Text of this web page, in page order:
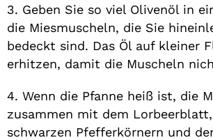
3. Geben Sie so viel Olivenöl in
die Miesmuscheln, die Sie
bedeckt sind. Das Öl auf kleiner
erhitzen, damit die Muscheln
4. Wenn die Pfanne heiß ist, die
zusammen mit dem
schwarzen Pfefferkörnern und